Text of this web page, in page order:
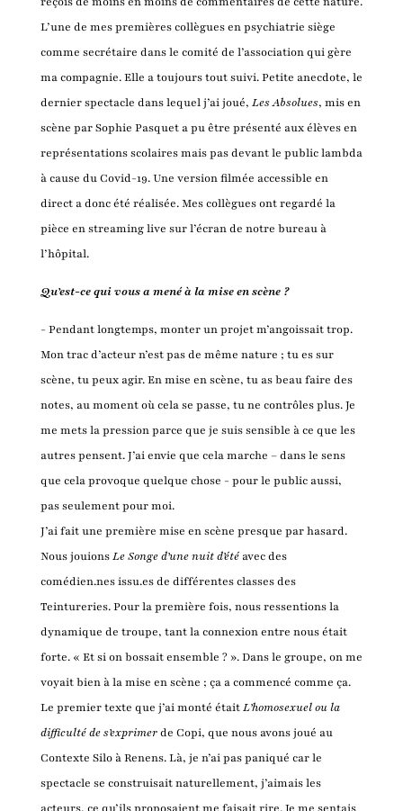
L’une de mes premières collègues en psychiatrie siège
comme secrétaire dans le comité de l’association qui gère
ma compagnie. Elle a toujours tout suivi. Petite anecdote, le
dernier spectacle dans lequel j’ai joué, Les Absolues, mis en
scène par Sophie Pasquet a pu être présenté aux élèves en
représentations scolaires mais pas devant le public lambda
à cause du Covid-19. Une version filmée accessible en
direct a donc été réalisée. Mes collègues ont regardé la
pièce en streaming live sur l’écran de notre bureau à
l’hôpital.
Qu’est-ce qui vous a mené à la mise en scène ?
- Pendant longtemps, monter un projet m’angoissait trop.
Mon trac d’acteur n’est pas de même nature ; tu es sur
scène, tu peux agir. En mise en scène, tu as beau faire des
notes, au moment où cela se passe, tu ne contrôles plus. Je
me mets la pression parce que je suis sensible à ce que les
autres pensent. J’ai envie que cela marche – dans le sens
que cela provoque quelque chose - pour le public aussi,
pas seulement pour moi.
J’ai fait une première mise en scène presque par hasard.
Nous jouionsLe Songe d’une nuit d’étéavec des
comédien.nes issu.es de différentes classes des
Teintureries. Pour la première fois, nous ressentions la
dynamique de troupe, tant la connexion entre nous était
forte. « Et si on bossait ensemble ? ». Dans le groupe, on me
voyait bien à la mise en scène ; ça a commencé comme ça.
Le premier texte que j’ai monté étaitL’homosexuel ou la
difficulté de s’exprimerde Copi, que nous avons joué au
Contexte Silo à Renens. Là, je n’ai pas paniqué car le
spectacle se construisait naturellement, j’aimais les